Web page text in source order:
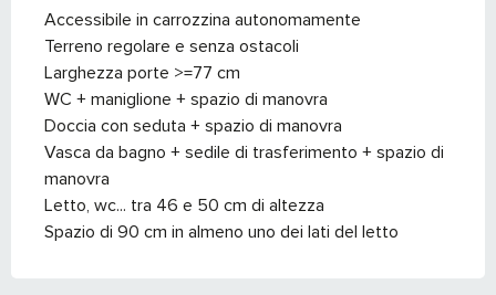
Accessibile in carrozzina autonomamente
Terreno regolare e senza ostacoli
Larghezza porte >=77 cm
WC + maniglione + spazio di manovra
Doccia con seduta + spazio di manovra
Vasca da bagno + sedile di trasferimento + spazio di
manovra
Letto, wc... tra 46 e 50 cm di altezza
Spazio di 90 cm in almeno uno dei lati del letto